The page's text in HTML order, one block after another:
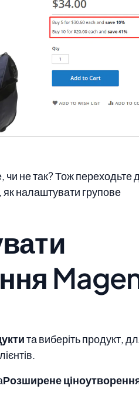
чи не так? Тож переходьте
як налаштувати групове
та виберіть продукт,
Розширене